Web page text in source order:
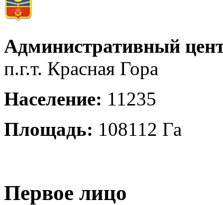
Административный
п.г.т. Красная Гора
Население: 11235
Площадь: 108112 Га
Первое лицо